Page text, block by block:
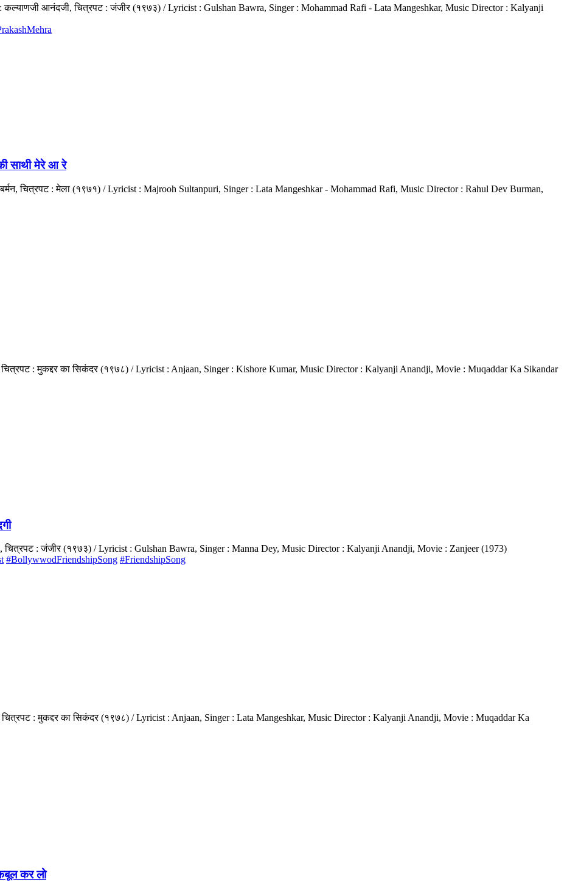
कल्याणजी आनंदजी, चित्रपट : जंजीर (१९७३) / Lyricist : Gulshan Bawra, Singer : Mohammad Rafi - Lata Mangeshkar, Music Director : Kalyanji
साथी मेरे आ रे
चित्रपट : मेला (१९७१) / Lyricist : Majrooh Sultanpuri, Singer : Lata Mangeshkar - Mohammad Rafi, Music Director : Rahul Dev Burman,
: मुकद्दर का सिकंदर (१९७८) / Lyricist : Anjaan, Singer : Kishore Kumar, Music Director : Kalyanji Anandji, Movie : Muqaddar Ka Sikandar
चित्रपट : जंजीर (१९७३) / Lyricist : Gulshan Bawra, Singer : Manna Dey, Music Director : Kalyanji Anandji, Movie : Zanjeer (1973)
#BollywwodFriendshipSong #FriendshipSong
: मुकद्दर का सिकंदर (१९७८) / Lyricist : Anjaan, Singer : Lata Mangeshkar, Music Director : Kalyanji Anandji, Movie : Muqaddar Ka
कर लो